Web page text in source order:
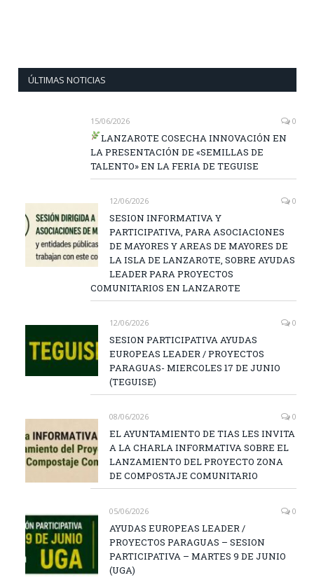
ÚLTIMAS NOTICIAS
15/06/2026 0
LANZAROTE COSECHA INNOVACIÓN EN
LA PRESENTACIÓN DE «SEMILLAS DE
TALENTO» EN LA FERIA DE TEGUISE
12/06/2026 0
SESION INFORMATIVA Y
PARTICIPATIVA, PARA ASOCIACIONES
DE MAYORES Y AREAS DE MAYORES DE
LA ISLA DE LANZAROTE, SOBRE AYUDAS
LEADER PARA PROYECTOS
COMUNITARIOS EN LANZAROTE
12/06/2026 0
SESION PARTICIPATIVA AYUDAS
EUROPEAS LEADER / PROYECTOS
PARAGUAS- MIERCOLES 17 DE JUNIO
(TEGUISE)
08/06/2026 0
EL AYUNTAMIENTO DE TIAS LES INVITA
A LA CHARLA INFORMATIVA SOBRE EL
LANZAMIENTO DEL PROYECTO ZONA
DE COMPOSTAJE COMUNITARIO
05/06/2026 0
AYUDAS EUROPEAS LEADER /
PROYECTOS PARAGUAS – SESION
PARTICIPATIVA – MARTES 9 DE JUNIO
(UGA)